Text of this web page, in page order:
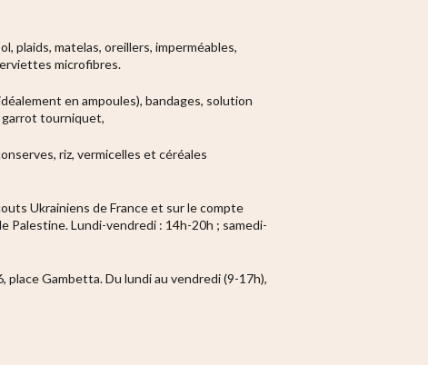
plaids, matelas, oreillers, imperméables,
microfibres.
en ampoules), bandages, solution
garrot tourniquet,
riz, vermicelles et céréales
Ukrainiens de France et sur le compte
Palestine. Lundi-vendredi : 14h-20h ; samedi-
place Gambetta. Du lundi au vendredi (9-17h),